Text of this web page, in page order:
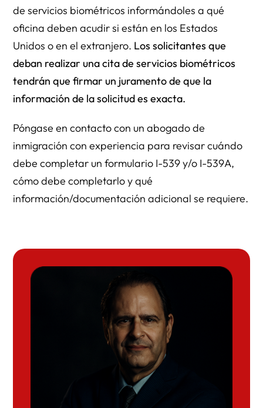
de servicios biométricos informándoles a qué
oficina deben acudir si están en los Estados
Unidos o en el extranjero. Los solicitantes que
deban realizar una cita de servicios biométricos
tendrán que firmar un juramento de que la
información de la solicitud es exacta.
Póngase en contacto con un abogado de
inmigración con experiencia para revisar cuándo
debe completar un formulario I-539 y/o I-539A,
cómo debe completarlo y qué
información/documentación adicional se requiere.